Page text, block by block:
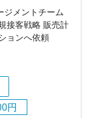
ジメントチーム
接客戦略 販売計
ョンへ依頼
円